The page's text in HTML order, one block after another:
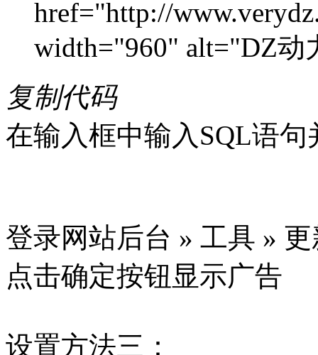
href="http://
width="960" alt="DZ动
复制代码
在输入框中输入SQL语句
登录网站后台 » 工具 »
点击确定按钮显示广告
设置方法三：